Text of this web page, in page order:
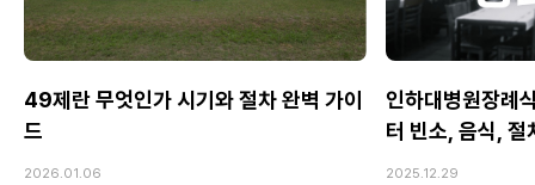
49제란 무엇인가 시기와 절차 완벽 가이
드
2026.01.06
인하대병원장례
터 빈소, 음식, 절
2025.12.29